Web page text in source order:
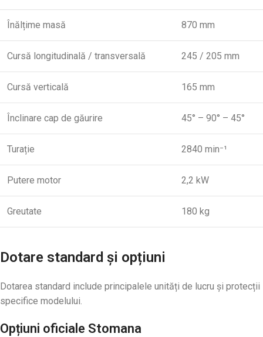
Înălțime masă 870 mm
Cursă longitudinală / transversală 245 / 205 mm
Cursă verticală 165 mm
Înclinare cap de găurire 45° – 90° – 45°
Turație 2840 min⁻¹
Putere motor 2,2 kW
Greutate 180 kg
Dotare standard și opțiuni
Dotarea standard include principalele unități de lucru și protecții
specifice modelului.
Opțiuni oficiale Stomana